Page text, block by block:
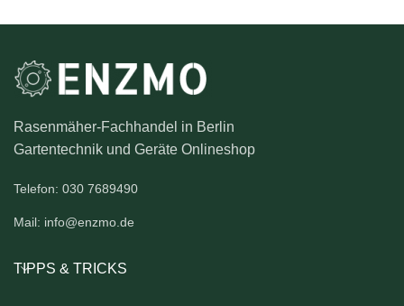
Rasenmäher-Fachhandel in Berlin
Gartentechnik und Geräte Onlineshop
Telefon: 030 7689490
Mail: info@enzmo.de
TIPPS & TRICKS